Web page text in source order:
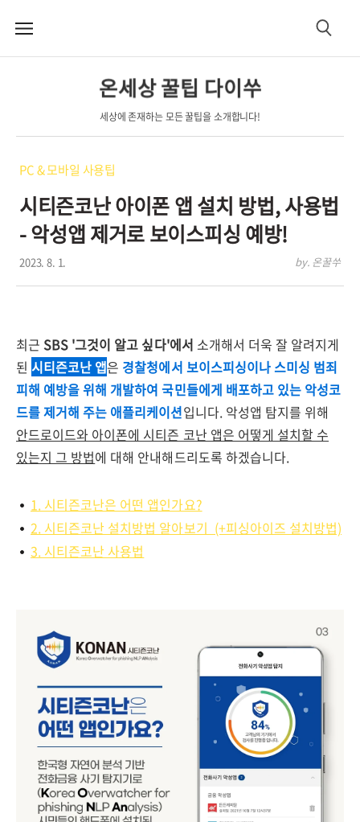
메
검
온세상 꿀팁 다이쑤
세상에 존재하는 모든 꿀팁을 소개합니다!
PC & 모바일 사용팁
시티즌코난 아이폰 앱 설치 방법, 사용법
- 악성앱 제거로 보이스피싱 예방!
2023. 8. 1. by. 온꿀쑤
최근SBS '그것이 알고 싶다'에서 소개해서 더욱 잘 알려지게
된 시티즌코난 앱은 경찰청에서 보이스피싱이나 스미싱 범죄
피해 예방을 위해 개발하여 국민들에게 배포하고 있는 악성코
드를 제거해 주는 애플리케이션입니다. 악성앱 탐지를 위해
안드로이드와 아이폰에 시티즌 코난 앱은 어떻게 설치할 수
있는지 그 방법에 대해 안내해드리도록 하겠습니다.
1. 시티즌코난은 어떤 앱인가요?
2. 시티즌코난 설치방법 알아보기 (+피싱아이즈 설치방법)
3. 시티즌코난 사용법